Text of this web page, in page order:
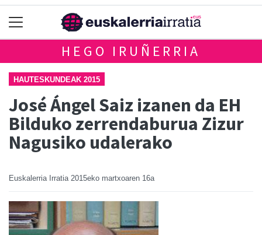
HEGO IRUÑERRIA
HAUTESKUNDEAK 2015
José Ángel Saiz izanen da EH
Bilduko zerrendaburua Zizur
Nagusiko udalerako
Euskalerria Irratia 2015eko martxoaren 16a